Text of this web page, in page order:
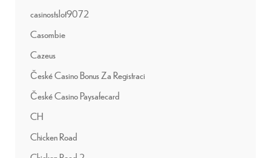
casinostslot9072
Casombie
Cazeus
České Casino Bonus Za Registraci
České Casino Paysafecard
CH
Chicken Road